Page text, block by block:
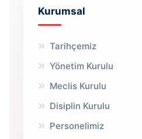
Kurumsal
Tarihçemiz
Yönetim Kurulu
Meclis Kurulu
Disiplin Kurulu
Personelimiz